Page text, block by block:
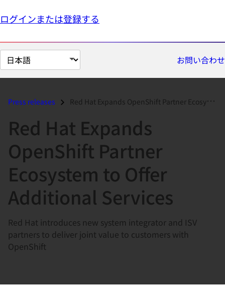
ログインまたは登録する
ペ
ー
の
く
い
お問い合わせ
Press releases Red Hat Expands OpenShift Partner Ecosystem to Offer Additional Servic...
Red Hat Expands
OpenShift Partner
Ecosystem to Offer
Additional Services
Red Hat introduces new system integrator and ISV
partners to deliver joint value to customers with
OpenShift